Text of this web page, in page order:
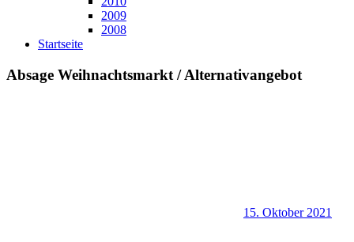
2009
2008
Startseite
Absage Weihnachtsmarkt / Alternativangebot
15. Oktober 2021